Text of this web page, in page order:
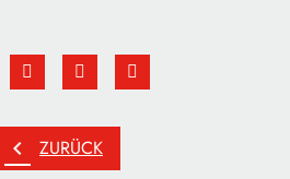
chevron_left ZURÜCK